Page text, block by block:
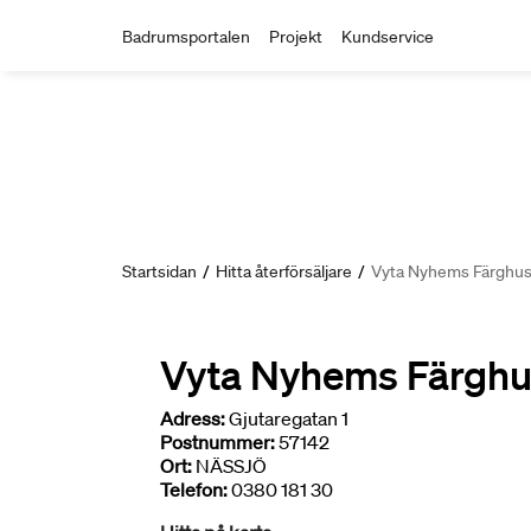
Badrumsportalen Projekt Kundservice
Startsidan / Hitta återförsäljare / Vyta Nyhems Färghus
Vyta Nyhems
Adress:Gjutaregatan 1
Postnummer:57142
Ort: NÄSSJÖ
Telefon:0380 181 30